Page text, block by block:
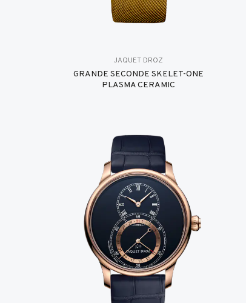
JAQUET DROZ
GRANDE SECONDE SKELET-ONE
PLASMA CERAMIC